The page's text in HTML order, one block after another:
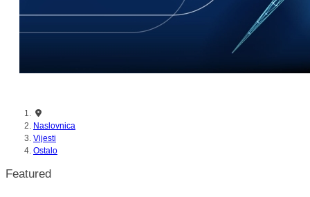
Naslovnica
Vijesti
Ostalo
Featured